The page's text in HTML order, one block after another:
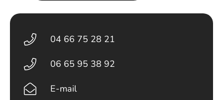
04 66 75 28 21
06 65 95 38 92
E-mail